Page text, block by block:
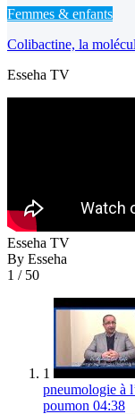
Femmes & enfants
Colibactine, la
Esseha TV
Esseha TV
By Esseha
1 / 50
1
pneumologie à
poumon 04:38